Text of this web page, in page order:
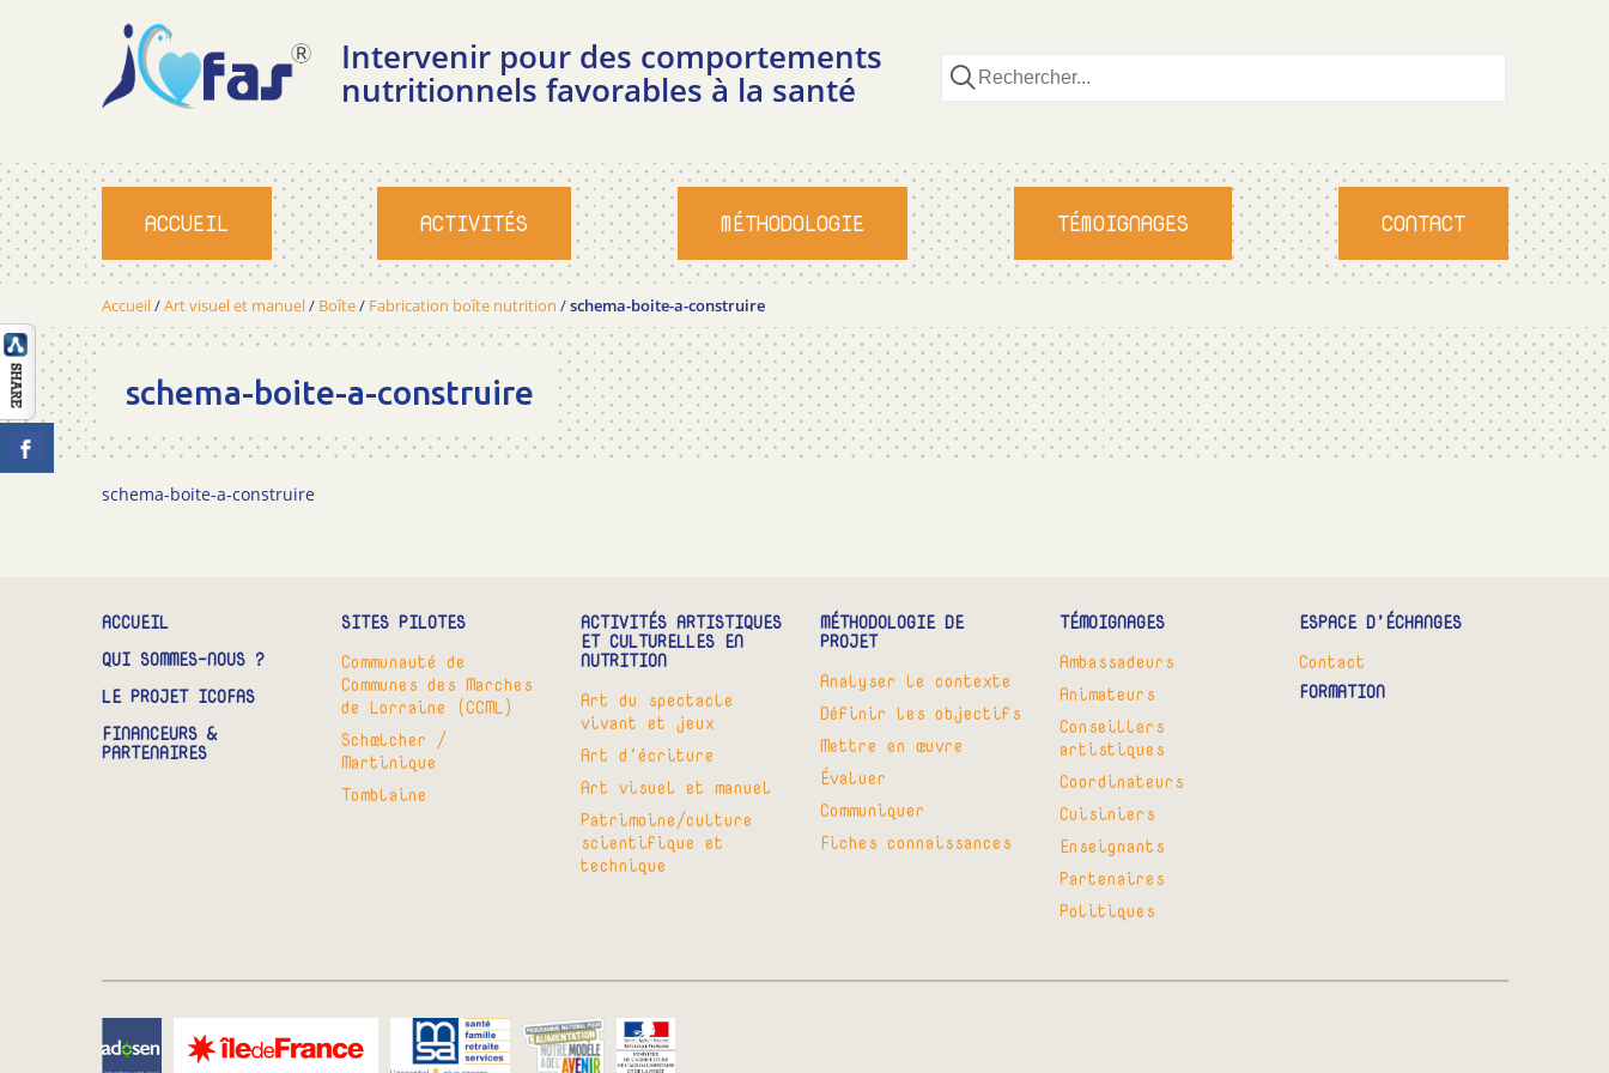
Intervenir pour des comportements
nutritionnels favorables à la santé
ACCUEIL ACTIVITÉS MÉTHODOLOGIE TÉMOIGNAGES CONTACT
Accueil/Art visuel et manuel/ Boîte/ Fabrication boîte nutrition /schema-boite-a-construire
schema-boite-a-construire
schema-boite-a-construire
ACCUEIL
QUI SOMMES-NOUS ?
LE PROJET ICOFAS
FINANCEURS &
PARTENAIRES
SITES PILOTES
Communauté de
Communes des Marches
de Lorraine (CCML)
Schœlcher /
Martinique
Tomblaine
ACTIVITÉS ARTISTIQUES
ET CULTURELLES EN
NUTRITION
Art du spectacle
vivant et jeux
Art d’écriture
Art visuel et manuel
Patrimoine/culture
scientifique et
technique
MÉTHODOLOGIE DE
PROJET
Analyser le contexte
Définir les objectifs
Mettre en œuvre
Évaluer
Communiquer
Fiches connaissances
TÉMOIGNAGES
Ambassadeurs
Animateurs
Conseillers
artistiques
Coordinateurs
Cuisiniers
Enseignants
Partenaires
Politiques
ESPACE D’ÉCHANGES
Contact
FORMATION